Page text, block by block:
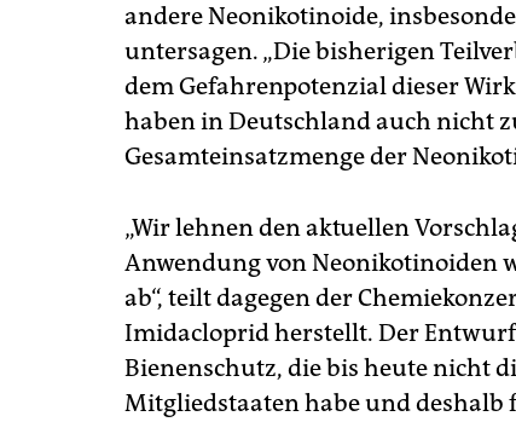
andere Neonikotinoide,
untersagen. „Die bisherigen
dem Gefahrenpotenzial dieser
haben in Deutschland auch nicht
Gesamteinsatzmenge der
„Wir lehnen den aktuellen
Anwendung von Neonikotinoiden
ab“, teilt dagegen der
Imidacloprid herstellt. Der
Bienenschutz, die bis heute nicht
Mitgliedstaaten habe und deshalb